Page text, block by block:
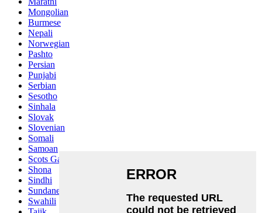
Mongolian
Burmese
Nepali
Norwegian
Pashto
Persian
Punjabi
Serbian
Sesotho
Sinhala
Slovak
Slovenian
Somali
Samoan
Scots Gaelic
Shona
Sindhi
Sundanese
Swahili